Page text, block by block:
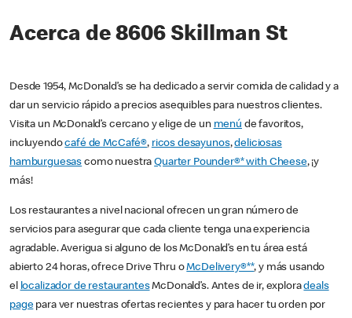
Acerca de 8606 Skillman St
Desde 1954, McDonald’s se ha dedicado a servir comida de calidad y a
dar un servicio rápido a precios asequibles para nuestros clientes.
Visita un McDonald’s cercano y elige de un menú de favoritos,
incluyendocafé de McCafé®, ricos desayunos,deliciosas
hamburguesas como nuestraQuarter Pounder®* with Cheese, ¡y
más!
Los restaurantes a nivel nacional ofrecen un gran número de
servicios para asegurar que cada cliente tenga una experiencia
agradable. Averigua si alguno de los McDonald’s en tu área está
abierto 24 horas, ofrece Drive Thru oMcDelivery®**, y más usando
el localizador de restaurantesMcDonald’s. Antes de ir, exploradeals
pagepara ver nuestras ofertas recientes y para hacer tu orden por